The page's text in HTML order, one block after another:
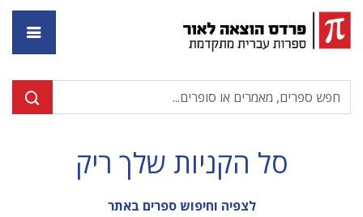
סל הקניות שלך ריק
לצפיה וחיפוש ספרים באתר